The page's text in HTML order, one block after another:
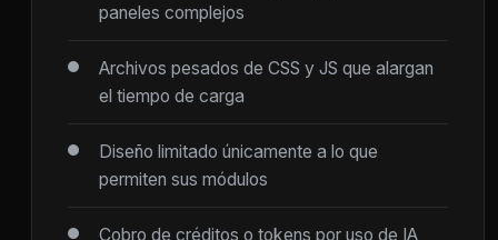
paneles complejos
Archivos pesados de CSS y JS que alargan
el tiempo de carga
Diseño limitado únicamente a lo que
permiten sus módulos
Cobro de créditos o tokens por uso de IA